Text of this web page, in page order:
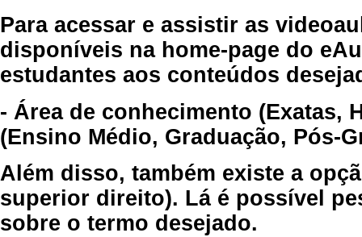
Para acessar e assistir as
disponíveis na home-page do
estudantes aos conteúdos
- Área de conhecimento (Exatas,
(Ensino Médio, Graduação, Pós-
Além disso, também existe a
superior direito). Lá é possível
sobre o termo desejado.